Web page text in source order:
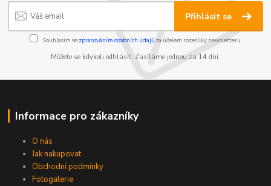
Přihlásit se
Souhlasím se zpracováním osobních údajůza účelem rozesílky newsletteru.
Můžete se kdykoli odhlásit. Zasíláme jednou za 14 dní.
Informace pro zákazníky
O nás
Jak nakupovat
Obchodní podmínky
Fotogalerie